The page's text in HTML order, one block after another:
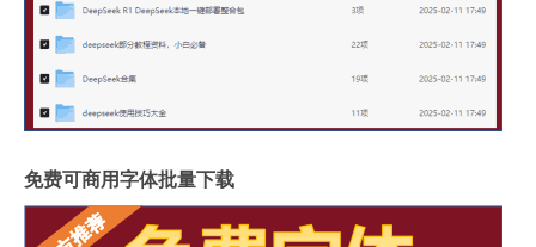
免费可商用字体批量下载